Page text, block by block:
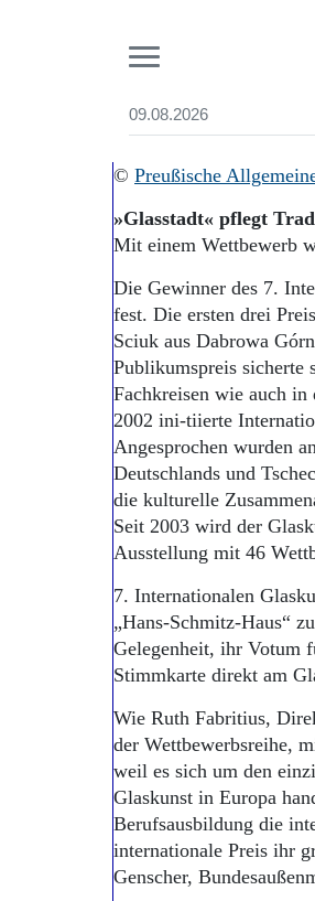
09.08.2026
Start
Aktuelle
Abonnenten-
Abo Prämien
Archiv
Mediadaten
Suchen und
© Preußische
»Glasstadt« pflegt
Mit einem Wettbewerb
Die Gewinner des 7.
fest. Die ersten drei
Sciuk aus Dabrowa
Publikumspreis sicherte
Fachkreisen wie auch
2002 ini-tiierte
Angesprochen wurden
Deutschlands und
die kulturelle
Seit 2003 wird der
Ausstellung mit 46
7. Internationalen
„Hans-Schmitz-Haus“
Gelegenheit, ihr Votum
Stimmkarte direkt am
Wie Ruth Fabritius,
der Wettbewerbsreihe,
weil es sich um den
Glaskunst in Europa
Berufsausbildung die
internationale Preis ihr
Genscher,